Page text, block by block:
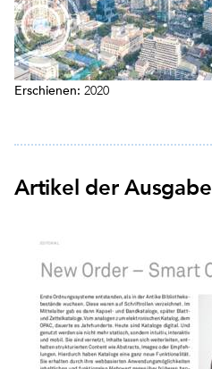
Erschienen: 2020
Artikel der Ausgabe